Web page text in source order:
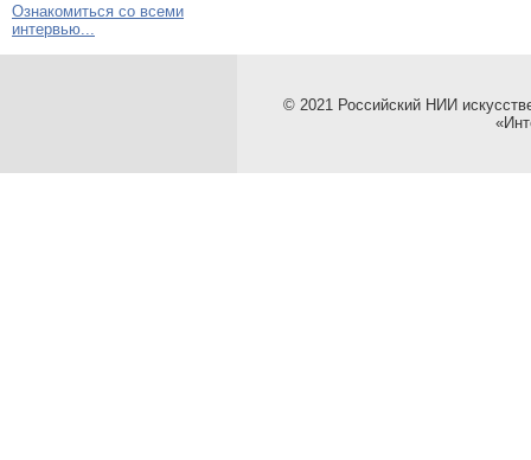
Ознакомиться со всеми
интервью...
© 2021 Российский НИИ